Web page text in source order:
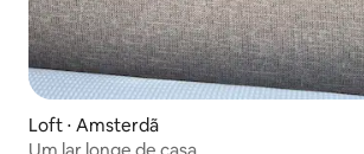
Loft ⋅ Amsterdã